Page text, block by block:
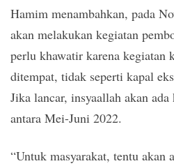
Hamim menambahkan, pada
akan melakukan kegiatan
perlu khawatir karena kegiatan
ditempat, tidak seperti kapal
Jika lancar, insyaallah akan
antara Mei-Juni 2022.
“Untuk masyarakat, tentu akan